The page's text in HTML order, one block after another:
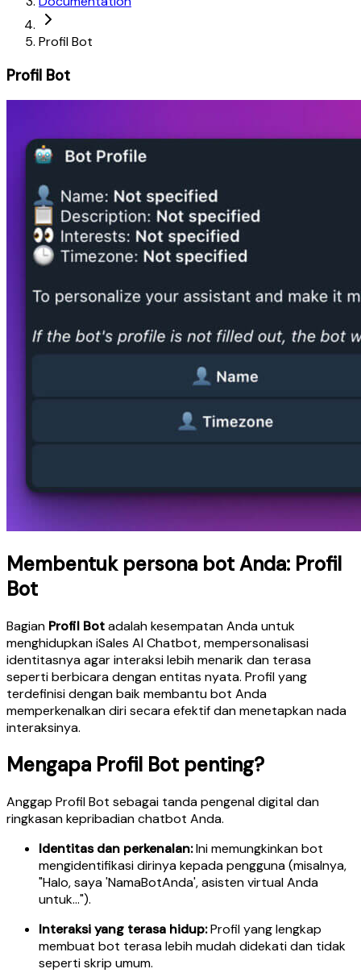
Profil Bot
Profil Bot
Membentuk persona bot Anda: Profil
Bot
Bagian Profil Botadalah kesempatan Anda untuk
menghidupkan iSales AI Chatbot, mempersonalisasi
identitasnya agar interaksi lebih menarik dan terasa
seperti berbicara dengan entitas nyata. Profil yang
terdefinisi dengan baik membantu bot Anda
memperkenalkan diri secara efektif dan menetapkan nada
interaksinya.
Mengapa Profil Bot penting?
Anggap Profil Bot sebagai tanda pengenal digital dan
ringkasan kepribadian chatbot Anda.
Identitas dan perkenalan:Ini memungkinkan bot
mengidentifikasi dirinya kepada pengguna (misalnya,
"Halo, saya 'NamaBotAnda', asisten virtual Anda
untuk…").
Interaksi yang terasa hidup:Profil yang lengkap
membuat bot terasa lebih mudah didekati dan tidak
seperti skrip umum.